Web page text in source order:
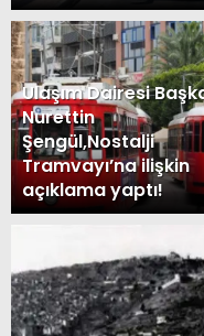
Ulaşım Dairesi
Nurettin
Şengül,Nostalji
Tramvayı’na ilişkin
açıklama yaptı!